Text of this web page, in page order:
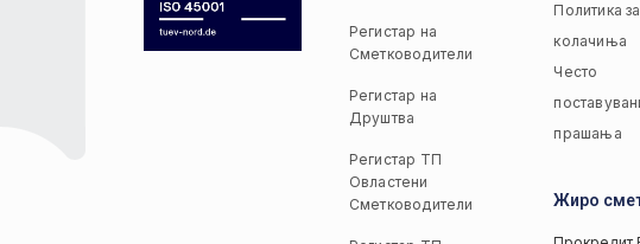
Регистар на
Сметководители
Регистар на
Друштва
Регистар ТП
Овластени
Сметководители
Политика за
колачиња
Често
прашања
Жиро